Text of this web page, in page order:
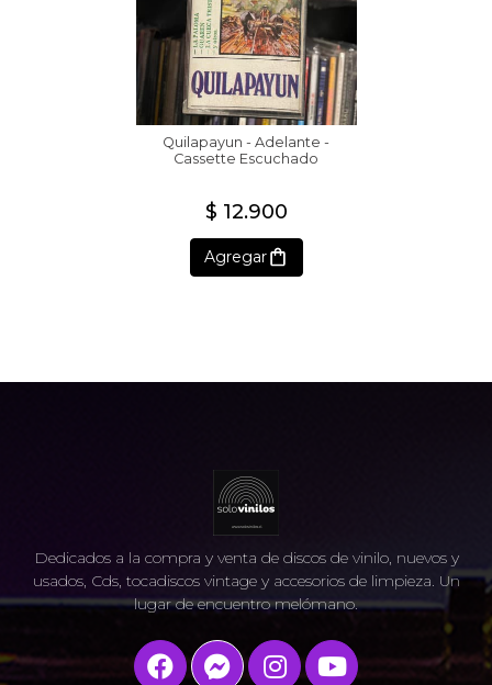
Quilapayun - Adelante -
Cassette Escuchado
$ 12.900
Agregar
Dedicados a la compra y venta de discos de vinilo, nuevos y
usados, Cds, tocadiscos vintage y accesorios de limpieza. Un
lugar de encuentro melómano.